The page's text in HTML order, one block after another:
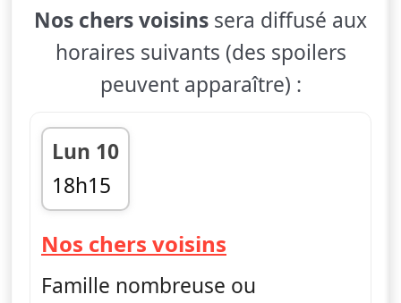
Nos chers voisins sera diffusé aux
horaires suivants (des spoilers
peuvent apparaître) :
Lun 10
18h15
fin 20h05
Nos chers voisins
Famille nombreuse ou